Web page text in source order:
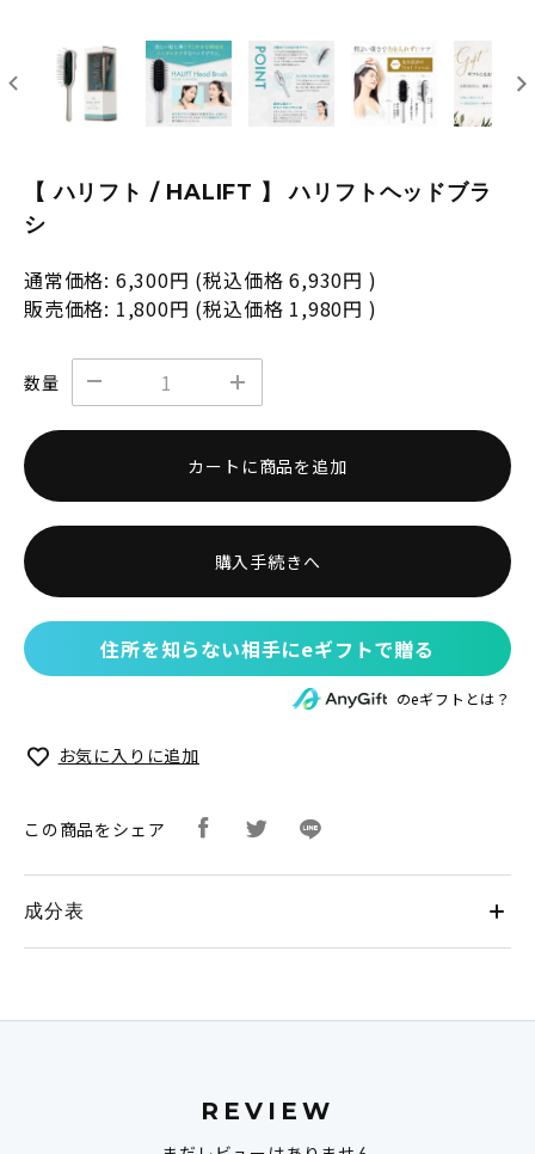
【 ハリフト / HALIFT 】 ハリフトヘッドブラ
シ
通常価格: 6,300円 (税込価格6,930円 )
販売価格: 1,800円 (税込価格 1,980円 )
数量
カートに商品を追加
購入手続きへ
住所を知らない相手にeギフトで贈る
のeギフトとは？
お気に入りに追加
この商品をシェア
成分表
REVIEW